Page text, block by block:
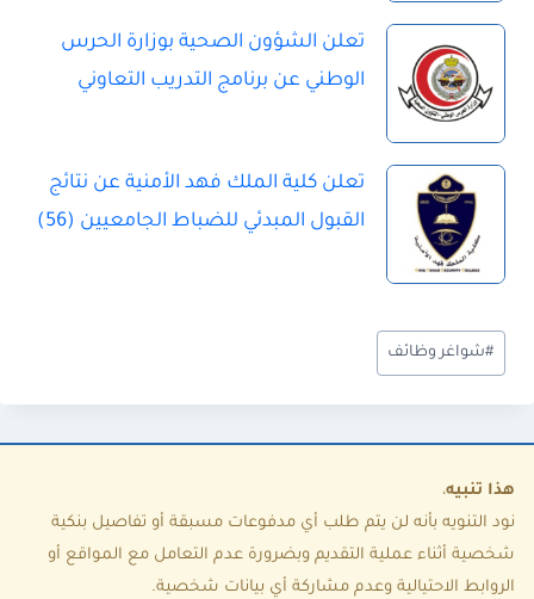
تعلن الشؤون الصحية بوزارة الحرس
الوطني عن برنامج التدريب التعاوني
تعلن كلية الملك فهد الأمنية عن نتائج
القبول المبدئي للضباط الجامعيين (56)
و
س
ا
ل
#شواغر وظائف
هذا تنبيه،
نود التنويه بأنه لن يتم طلب أي مدفوعات مسبقة أو تفاصيل بنكية
شخصية أثناء عملية التقديم وبضرورة عدم التعامل مع المواقع أو
الروابط الاحتيالية وعدم مشاركة أي بيانات شخصية.